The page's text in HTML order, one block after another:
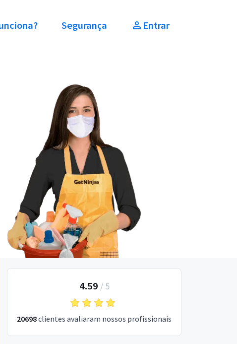
Segurança Entrar
4.59 / 5
20698clientes avaliaram nossos profissionais